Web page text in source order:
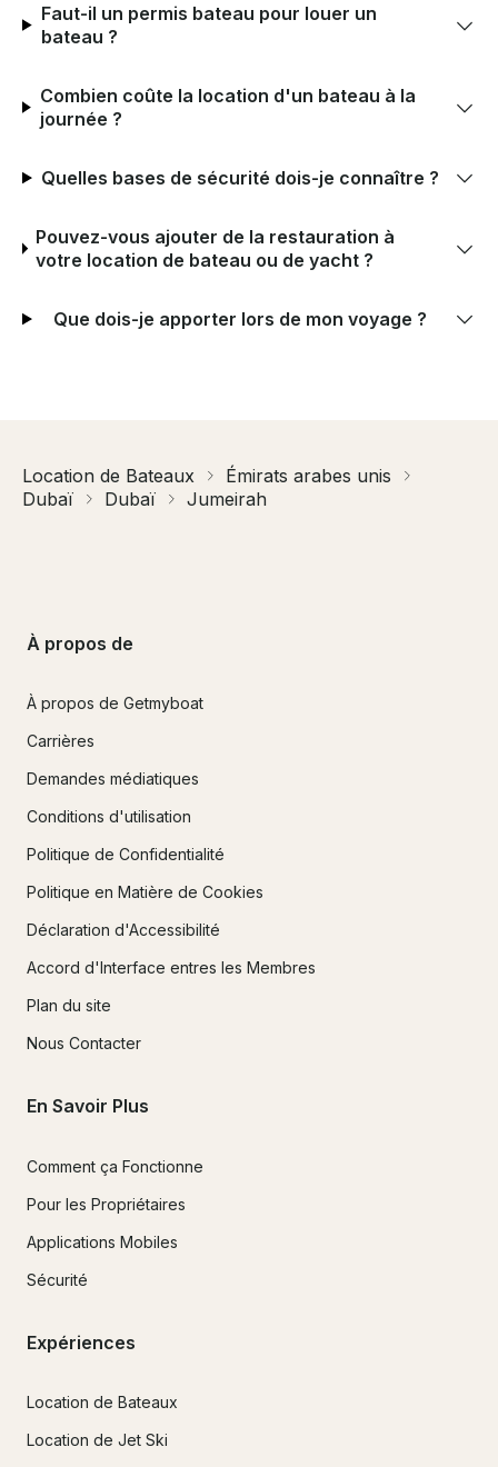
Faut-il un permis bateau pour louer un
bateau ?
Combien coûte la location d'un bateau à la
journée ?
Quelles bases de sécurité dois-je connaître ?
Pouvez-vous ajouter de la restauration à
votre location de bateau ou de yacht ?
Que dois-je apporter lors de mon voyage ?
Location de Bateaux
Émirats arabes unis
Dubaï
Dubaï Jumeirah
À propos de
À propos de Getmyboat
Carrières
Demandes médiatiques
Conditions d'utilisation
Politique de Confidentialité
Politique en Matière de Cookies
Déclaration d'Accessibilité
Accord d'Interface entres les Membres
Plan du site
Nous Contacter
En Savoir Plus
Comment ça Fonctionne
Pour les Propriétaires
Applications Mobiles
Sécurité
Expériences
Location de Bateaux
Location de Jet Ski